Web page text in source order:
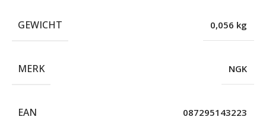
GEWICHT 0,056 kg
MERK NGK
EAN 087295143223